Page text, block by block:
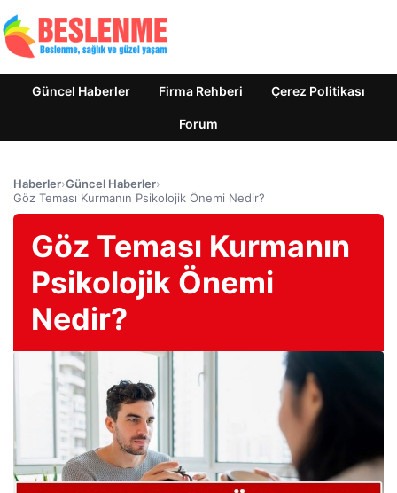
Güncel Haberler Firma Rehberi Çerez Politikası
Forum
Haberler›Güncel Haberler›
Göz Teması Kurmanın Psikolojik Önemi Nedir?
Göz Teması Kurmanın
Psikolojik Önemi
Nedir?